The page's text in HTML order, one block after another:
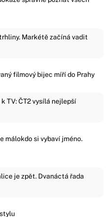
Markétě začíná vadit
filmový bijec míří do Prahy
TV: ČT2 vysílá nejlepší
málokdo si vybaví jméno.
je zpět. Dvanáctá řada